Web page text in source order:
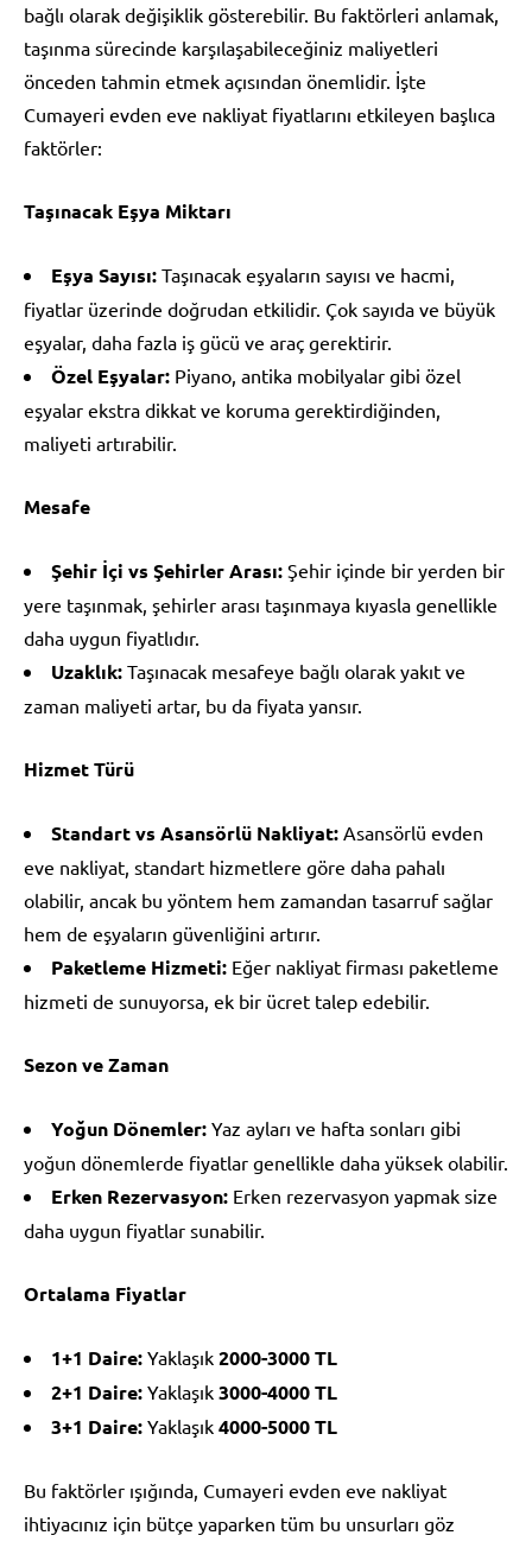
bağlı olarak değişiklik gösterebilir. Bu faktörleri anlamak,
taşınma sürecinde karşılaşabileceğiniz maliyetleri
önceden tahmin etmek açısından önemlidir. İşte
Cumayeri evden eve nakliyat fiyatlarını etkileyen başlıca
faktörler:
Taşınacak Eşya Miktarı
Eşya Sayısı: Taşınacak eşyaların sayısı ve hacmi,
fiyatlar üzerinde doğrudan etkilidir. Çok sayıda ve büyük
eşyalar, daha fazla iş gücü ve araç gerektirir.
Özel Eşyalar: Piyano, antika mobilyalar gibi özel
eşyalar ekstra dikkat ve koruma gerektirdiğinden,
maliyeti artırabilir.
Mesafe
Şehir İçi vs Şehirler Arası: Şehir içinde bir yerden bir
yere taşınmak, şehirler arası taşınmaya kıyasla genellikle
daha uygun fiyatlıdır.
Uzaklık: Taşınacak mesafeye bağlı olarak yakıt ve
zaman maliyeti artar, bu da fiyata yansır.
Hizmet Türü
Standart vs Asansörlü Nakliyat: Asansörlü evden
eve nakliyat, standart hizmetlere göre daha pahalı
olabilir, ancak bu yöntem hem zamandan tasarruf sağlar
hem de eşyaların güvenliğini artırır.
Paketleme Hizmeti: Eğer nakliyat firması paketleme
hizmeti de sunuyorsa, ek bir ücret talep edebilir.
Sezon ve Zaman
Yoğun Dönemler: Yaz ayları ve hafta sonları gibi
yoğun dönemlerde fiyatlar genellikle daha yüksek olabilir.
Erken Rezervasyon: Erken rezervasyon yapmak size
daha uygun fiyatlar sunabilir.
Ortalama Fiyatlar
1+1 Daire: Yaklaşık 2000-3000 TL
2+1 Daire: Yaklaşık 3000-4000 TL
3+1 Daire: Yaklaşık 4000-5000 TL
Bu faktörler ışığında, Cumayeri evden eve nakliyat
ihtiyacınız için bütçe yaparken tüm bu unsurları göz